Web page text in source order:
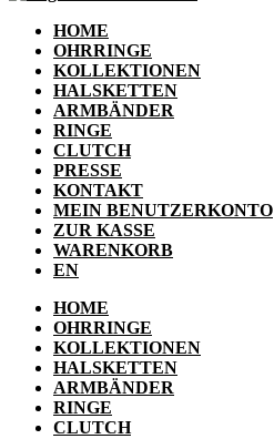
HOME
OHRRINGE
KOLLEKTIONEN
HALSKETTEN
ARMBÄNDER
RINGE
CLUTCH
PRESSE
KONTAKT
MEIN BENUTZERKONTO
ZUR KASSE
WARENKORB
EN
HOME
OHRRINGE
KOLLEKTIONEN
HALSKETTEN
ARMBÄNDER
RINGE
CLUTCH